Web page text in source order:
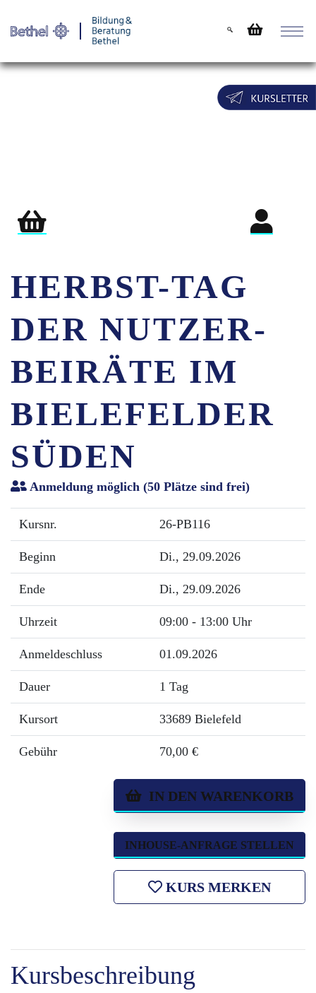
HERBST-TAG
DER NUTZER-
BEIRÄTE IM
BIELEFELDER
SÜDEN
Anmeldung möglich (50 Plätze sind frei)
Kursnr. 26-PB116
Beginn Di., 29.09.2026
Ende Di., 29.09.2026
Uhrzeit 09:00 - 13:00 Uhr
Anmeldeschluss 01.09.2026
Dauer 1 Tag
Kursort 33689 Bielefeld
Gebühr 70,00 €
IN DEN WARENKORB
INHOUSE-ANFRAGE STELLEN
KURS MERKEN
Kursbeschreibung